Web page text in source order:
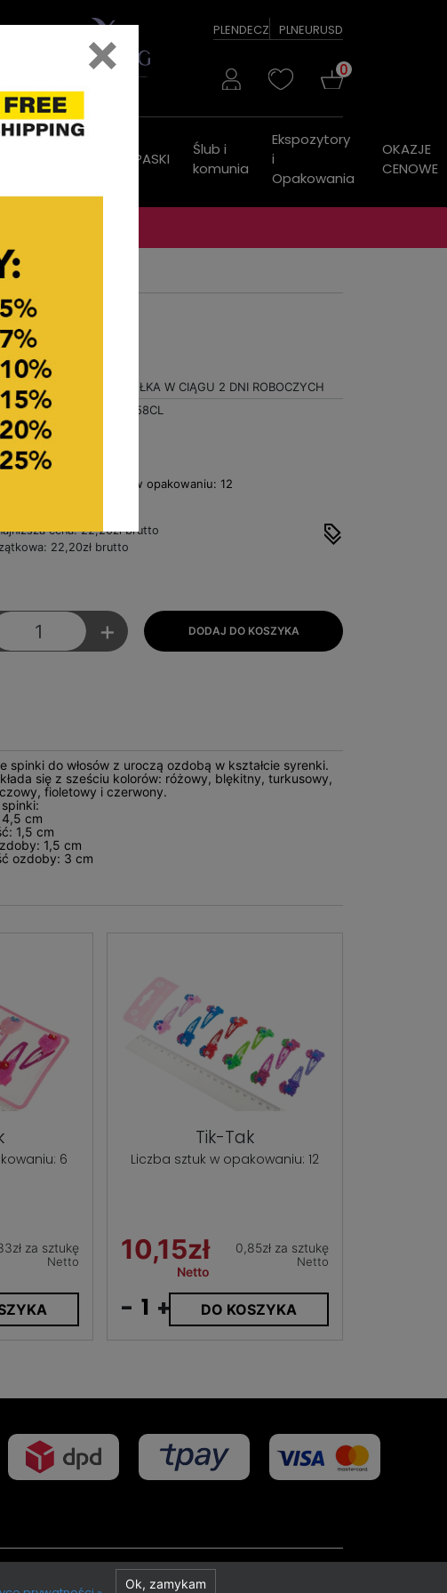
PLENDECZ PLNEURUSD
0
PASKI
Ślub i
komunia
Ekspozytory
i
Opakowania
OKAZJE
CENOWE
WYSYŁKA W CIĄGU 2 DNI ROBOCZYCH
BA6858CL
Netto
- liczba sztuk w opakowaniu: 12
cena: 22,20zł brutto
22,20zł brutto
+
spinki do włosów z uroczą ozdobą w kształcie syrenki.
się z sześciu kolorów: różowy, blękitny, turkusowy,
fioletowy i czerwony.
4,5 cm
1,5 cm
1,5 cm
ozdoby: 3 cm
6
za sztukę
Netto
Tik-Tak
Liczba sztuk w opakowaniu: 12
10,15zł
Netto
0,85zł za sztukę
Netto
- + DO KOSZYKA
Projekt i realizacja
Ok, zamykam
×